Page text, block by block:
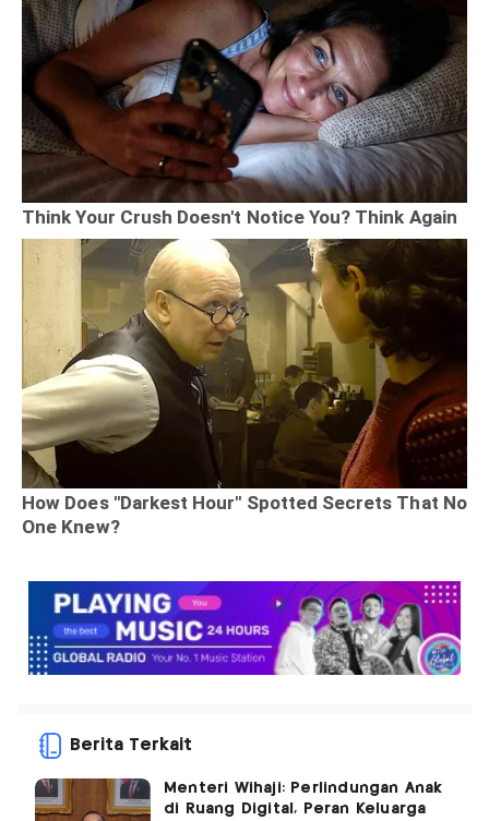
Berita Terkait
Menteri Wihaji: Perlindungan Anak
di Ruang Digital, Peran Keluarga